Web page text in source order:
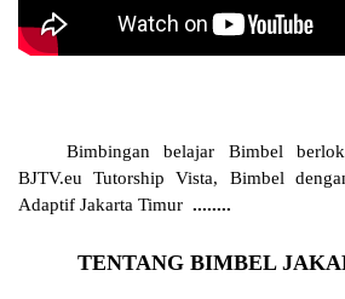
Bimbingan belajar Bimbel
BJTV.eu Tutorship Vista, Bimbel
Adaptif Jakarta Timur ........
TENTANG BIMBEL